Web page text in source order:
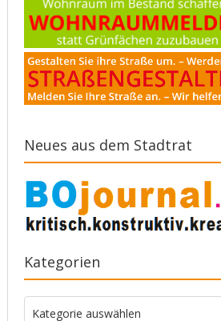
Neues aus dem Stadtrat
Kategorien
Kategorien
Kategorie auswählen